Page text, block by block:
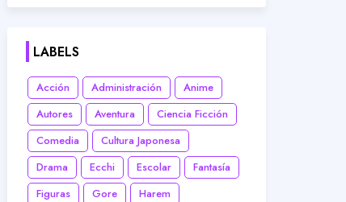
LABELS
Acción Administración
Anime
Autores
Aventura
Ciencia Ficción
Comedia
Cultura Japonesa
Drama
Ecchi Escolar
Fantasía
Figuras
Gore
Harem